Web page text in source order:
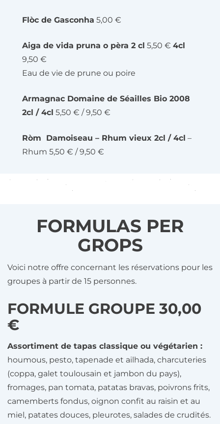
Flòc de Gasconha 5,00 €
Aiga de vida pruna o pèra 2 cl 5,50 € 4cl
9,50 €
Eau de vie de prune ou poire
Armagnac Domaine de Séailles Bio 2008
2cl / 4cl 5,50 € / 9,50 €
Ròm Damoiseau – Rhum vieux 2cl / 4cl –
Rhum 5,50 € / 9,50 €
FORMULAS PER
GROPS
Voici notre offre concernant les réservations pour les
groupes à partir de 15 personnes.
FORMULE GROUPE 30,00
€
Assortiment de tapas classique ou végétarien :
houmous, pesto, tapenade et ailhada, charcuteries
(coppa, galet toulousain et jambon du pays),
fromages, pan tomata, patatas bravas, poivrons frits,
camemberts fondus, oignon confit au raisin et au
miel, patates douces, pleurotes, salades de crudités.